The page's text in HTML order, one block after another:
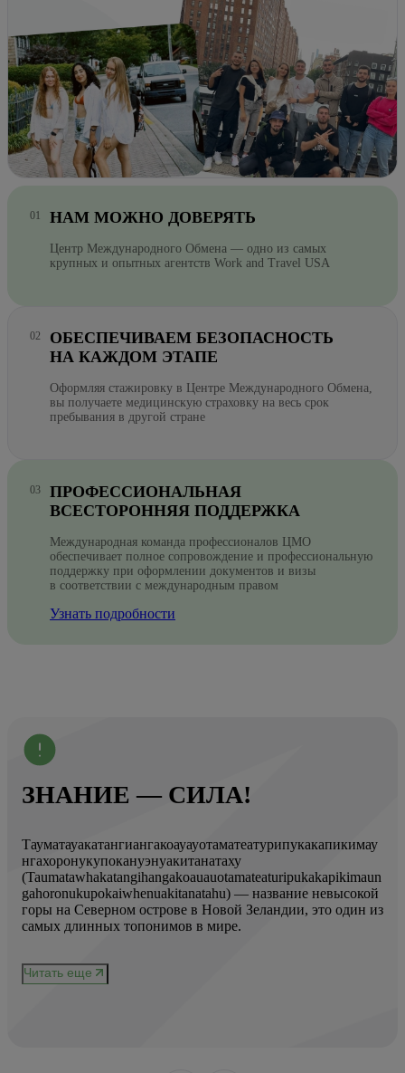
НАМ МОЖНО ДОВЕРЯТЬ
Центр Международного Обмена — одно из самых
крупных и опытных агентств Work and Travel USA
ОБЕСПЕЧИВАЕМ БЕЗОПАСНОСТЬ
НА КАЖДОМ ЭТАПЕ
Оформляя стажировку в Центре Международного Обмена,
вы получаете медицинскую страховку на весь срок
пребывания в другой стране
ПРОФЕССИОНАЛЬНАЯ
ВСЕСТОРОННЯЯ ПОДДЕРЖКА
Международная команда профессионалов ЦМО
обеспечивает полное сопровождение и профессиональную
поддержку при оформлении документов и визы
в соответствии с международным правом
Узнать подробности
ЗНАНИЕ — СИЛА!
Тауматауакатангиангакоауауотаматеатурипукакапикимау
нгахоронукупокануэнуакитанатаху
(Taumatawhakatangihangakoauauotamateaturipukakapikimaun
gahoronukupokaiwhenuakitanatahu) — название невысокой
горы на Северном острове в Новой Зеландии, это один из
самых длинных топонимов в мире.
Читать еще